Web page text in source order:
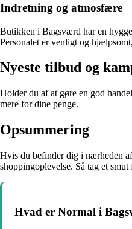
Indretning og atmosfære
Butikken i Bagsværd har en
Personalet er venligt og
Nyeste tilbud og
Holder du af at gøre en god
mere for dine penge.
Opsummering
Hvis du befinder dig i nærheden
shoppingoplevelse. Så tag et
Hvad er Normal i